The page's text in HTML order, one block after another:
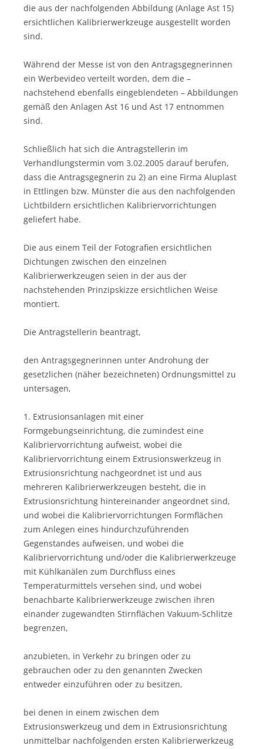
die aus der nachfolgenden Abbildung (Anlage Ast 15)
ersichtlichen Kalibrierwerkzeuge ausgestellt worden
sind.
Während der Messe ist von den Antragsgegnerinnen
ein Werbevideo verteilt worden, dem die –
nachstehend ebenfalls eingeblendeten – Abbildungen
gemäß den Anlagen Ast 16 und Ast 17 entnommen
sind.
Schließlich hat sich die Antragstellerin im
Verhandlungstermin vom 3.02.2005 darauf berufen,
dass die Antragsgegnerin zu 2) an eine Firma Aluplast
in Ettlingen bzw. Münster die aus den nachfolgenden
Lichtbildern ersichtlichen Kalibriervorrichtungen
geliefert habe.
Die aus einem Teil der Fotografien ersichtlichen
Dichtungen zwischen den einzelnen
Kalibrierwerkzeugen seien in der aus der
nachstehenden Prinzipskizze ersichtlichen Weise
montiert.
Die Antragstellerin beantragt,
den Antragsgegnerinnen unter Androhung der
gesetzlichen (näher bezeichneten) Ordnungsmittel zu
untersagen,
1. Extrusionsanlagen mit einer
Formgebungseinrichtung, die zumindest eine
Kalibriervorrichtung aufweist, wobei die
Kalibriervorrichtung einem Extrusionswerkzeug in
Extrusionsrichtung nachgeordnet ist und aus
mehreren Kalibrierwerkzeugen besteht, die in
Extrusionsrichtung hintereinander angeordnet sind,
und wobei die Kalibriervorrichtungen Formflächen
zum Anlegen eines hindurchzuführenden
Gegenstandes aufweisen, und wobei die
Kalibriervorrichtung und/oder die Kalibrierwerkzeuge
mit Kühlkanälen zum Durchfluss eines
Temperaturmittels versehen sind, und wobei
benachbarte Kalibrierwerkzeuge zwischen ihren
einander zugewandten Stirnflächen Vakuum-Schlitze
begrenzen,
anzubieten, in Verkehr zu bringen oder zu
gebrauchen oder zu den genannten Zwecken
entweder einzuführen oder zu besitzen,
bei denen in einem zwischen dem
Extrusionswerkzeug und dem in Extrusionsrichtung
unmittelbar nachfolgenden ersten Kalibrierwerkzeug